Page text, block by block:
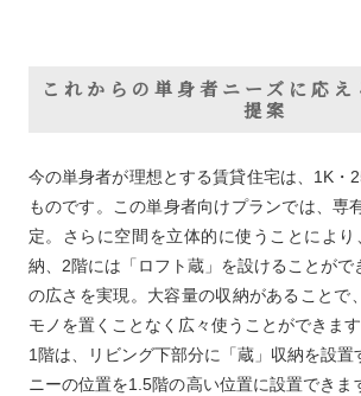
これからの単身者ニーズに応
提案
今の単身者が理想とする賃貸住宅は、1K・
ものです。この単身者向けプランでは、専
定。さらに空間を立体的に使うことによ
納、2階には「ロフト蔵」を設けることがで
の広さを実現。大容量の収納があることで
モノを置くことなく広々使うことができます
1階は、リビング下部分に「蔵」収納を設置
ニーの位置を1.5階の高い位置に設置できま